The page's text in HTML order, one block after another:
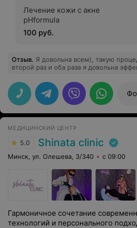
Лечение кожи с акне
pHformula
100 руб.
Отзыв. Я довольна всем), такую
второй раз и оба раза я довольна
профессионализм своего дела и
вами мы становимся увереннее в
МЕДИЦИНСКИЙ ЦЕНТР
5.0 Shinata clinic
Минск, ул. Олешева, 3/340 с 09:00
Гармоничное сочетание
технологий и персонального